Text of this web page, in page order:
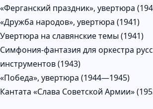
«Ферганский праздник», увертюра
«Дружба народов», увертюра (1941)
Увертюра на славянские темы (1941)
Симфония-фантазия для оркестра
инструментов (1943)
«Победа», увертюра (1944—1945)
Кантата «Слава Советской Армии»